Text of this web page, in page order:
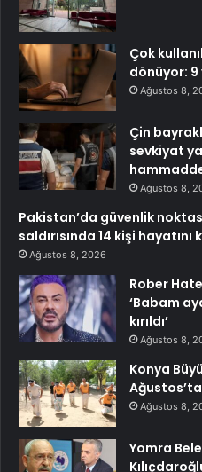
Çok
dönüyor: 9
Ağustos 8,
Çin
sevkiyat
Ağustos 8,
Pakistan’da güvenlik
saldırısında 14 kişi
Ağustos 8, 2026
Rober
‘Babam
kırıldı’
Ağustos 8,
Konya
Ağustos 8,
Yomra